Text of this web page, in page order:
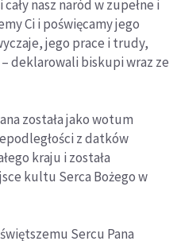
nasz naród w zupełne i
Ci i poświęcamy jego
jego prace i trudy,
deklarowali biskupi wraz ze
została jako wotum
z datków
kraju i została
kultu Serca Bożego w
Sercu Pana